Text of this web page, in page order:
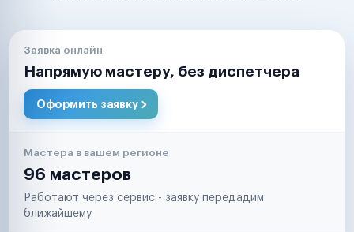
Заявка онлайн
Напрямую мастеру, без диспетчера
Оформить заявку
Мастера в вашем регионе
96 мастеров
Работают через сервис - заявку передадим
ближайшему